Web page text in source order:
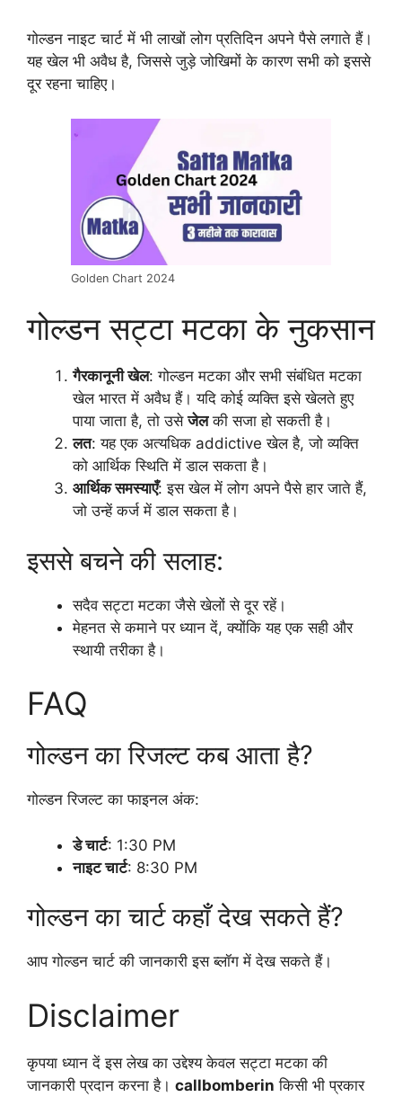
गोल्डन नाइट चार्ट में भी लाखों लोग प्रतिदिन अपने पैसे लगाते हैं।
यह खेल भी अवैध है, जिससे जुड़े जोखिमों के कारण सभी को इससे
दूर रहना चाहिए।
Golden Chart 2024
गोल्डन सट्टा मटका के नुकसान
गैरकानूनी खेल: गोल्डन मटका और सभी संबंधित मटका
खेल भारत में अवैध हैं। यदि कोई व्यक्ति इसे खेलते हुए
पाया जाता है, तो उसेजेलकी सजा हो सकती है।
लत: यह एक अत्यधिक addictive खेल है, जो व्यक्ति
को आर्थिक स्थिति में डाल सकता है।
आर्थिक समस्याएँ: इस खेल में लोग अपने पैसे हार जाते हैं,
जो उन्हें कर्ज में डाल सकता है।
इससे बचने की सलाह:
सदैव सट्टा मटका जैसे खेलों से दूर रहें।
मेहनत से कमाने पर ध्यान दें, क्योंकि यह एक सही और
स्थायी तरीका है।
FAQ
गोल्डन का रिजल्ट कब आता है?
गोल्डन रिजल्ट का फाइनल अंक:
डे चार्ट: 1:30 PM
नाइट चार्ट: 8:30 PM
गोल्डन का चार्ट कहाँ देख सकते हैं?
आप गोल्डन चार्ट की जानकारी इस ब्लॉग में देख सकते हैं।
Disclaimer
कृपया ध्यान दें इस लेख का उद्देश्य केवल सट्टा मटका की
जानकारी प्रदान करना है। callbomberin किसी भी प्रकार